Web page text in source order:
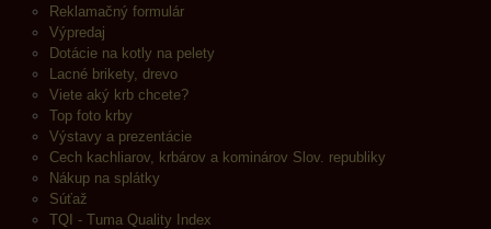
Reklamačný formulár
Výpredaj
Dotácie na kotly na pelety
Lacné brikety, drevo
Viete aký krb chcete?
Top foto krby
Výstavy a prezentácie
Cech kachliarov, krbárov a kominárov Slov. republiky
Nákup na splátky
Súťaž
TQI - Tuma Quality Index